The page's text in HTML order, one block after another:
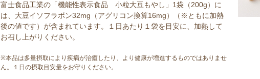
富士食品工業の「機能性表示食品 小粒大豆もやし」1袋（200g）に
は、大豆イソフラボン32mg（アグリコン換算16mg）（※ともに加熱
後の値です）が含まれています。１日あたり１袋を目安に、加熱して
お召し上がりください。
※本品は多量摂取により疾病が治癒したり、より健康が増進するものではありませ
ん。１日の摂取目安量をお守りください。